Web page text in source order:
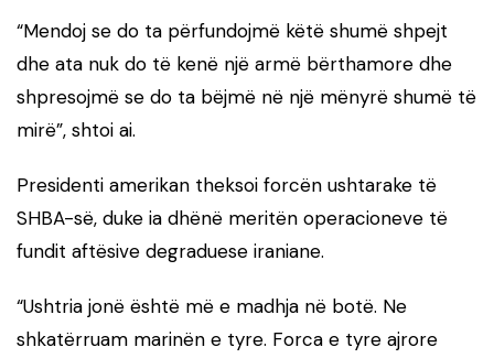
“Mendoj se do ta përfundojmë këtë shumë shpejt
dhe ata nuk do të kenë një armë bërthamore dhe
shpresojmë se do ta bëjmë në një mënyrë shumë të
mirë”, shtoi ai.
Presidenti amerikan theksoi forcën ushtarake të
SHBA-së, duke ia dhënë meritën operacioneve të
fundit aftësive degraduese iraniane.
“Ushtria jonë është më e madhja në botë. Ne
shkatërruam marinën e tyre. Forca e tyre ajrore